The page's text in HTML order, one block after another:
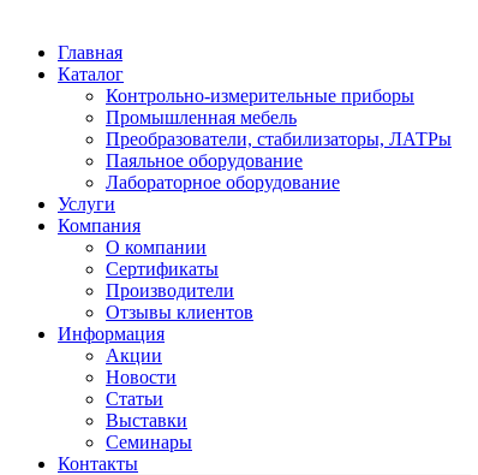
Главная
Каталог
Контрольно-измерительные приборы
Промышленная мебель
Преобразователи, стабилизаторы, ЛАТРы
Паяльное оборудование
Лабораторное оборудование
Услуги
Компания
О компании
Сертификаты
Производители
Отзывы клиентов
Информация
Акции
Новости
Статьи
Выставки
Семинары
Контакты